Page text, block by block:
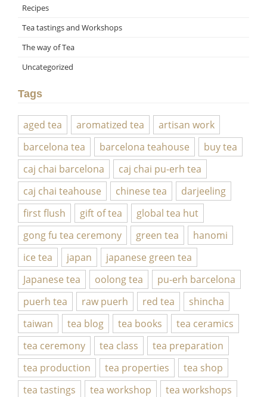
Recipes
Tea tastings and Workshops
The way of Tea
Uncategorized
Tags
aged tea aromatized tea
artisan work
barcelona tea
barcelona teahouse
buy tea
caj chai barcelona
caj chai pu-erh tea
caj chai teahouse
chinese tea
darjeeling
first flush
gift of tea
global tea hut
gong fu tea ceremony
green tea
hanomi
ice tea
japan
japanese green tea
Japanese tea
oolong tea
pu-erh barcelona
puerh tea
raw puerh red tea
shincha
taiwan
tea blog tea books
tea ceramics
tea ceremony
tea class
tea preparation
tea production
tea properties
tea shop
tea tastings
tea workshop
tea workshops